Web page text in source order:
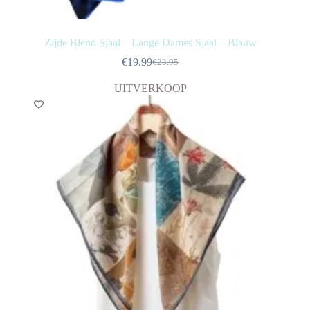
Zijde Blend Sjaal – Lange Dames Sjaal – Blauw
€23.95
Oorspronkelijke
was:
€23.95.
€19.99Huidige
is:
€19.99.
UITVERKOOP